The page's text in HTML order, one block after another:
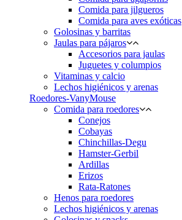
Comida para jilgueros
Comida para aves exóticas
Golosinas y barritas
Jaulas para pájaros
Accesorios para jaulas
Juguetes y columpios
Vitaminas y calcio
Lechos higiénicos y arenas
Roedores-VanyMouse
Comida para roedores
Conejos
Cobayas
Chinchillas-Degu
Hamster-Gerbil
Ardillas
Erizos
Rata-Ratones
Henos para roedores
Lechos higiénicos y arenas